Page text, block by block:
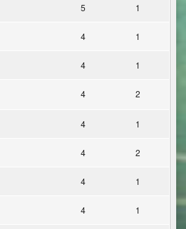
5 1
4 1
4 1
4 2
4 1
4 2
4 1
4 1